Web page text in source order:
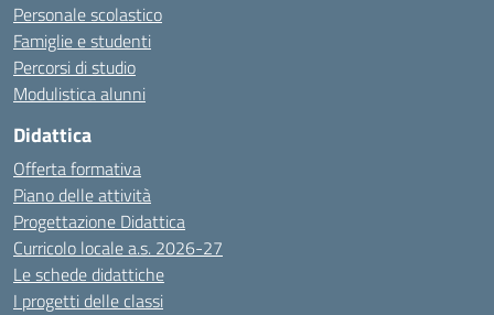
Personale scolastico
Famiglie e studenti
Percorsi di studio
Modulistica alunni
Didattica
Offerta formativa
Piano delle attività
Progettazione Didattica
Curricolo locale a.s. 2026-27
Le schede didattiche
I progetti delle classi